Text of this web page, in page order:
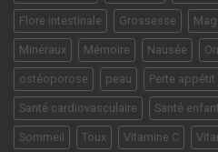
Flore intestinale Grossesse
Minéraux Mémoire Nausée
ostéoporose peau Perte appétit
Santé cardiovasculaire Santé
Sommeil Toux Vitamine C